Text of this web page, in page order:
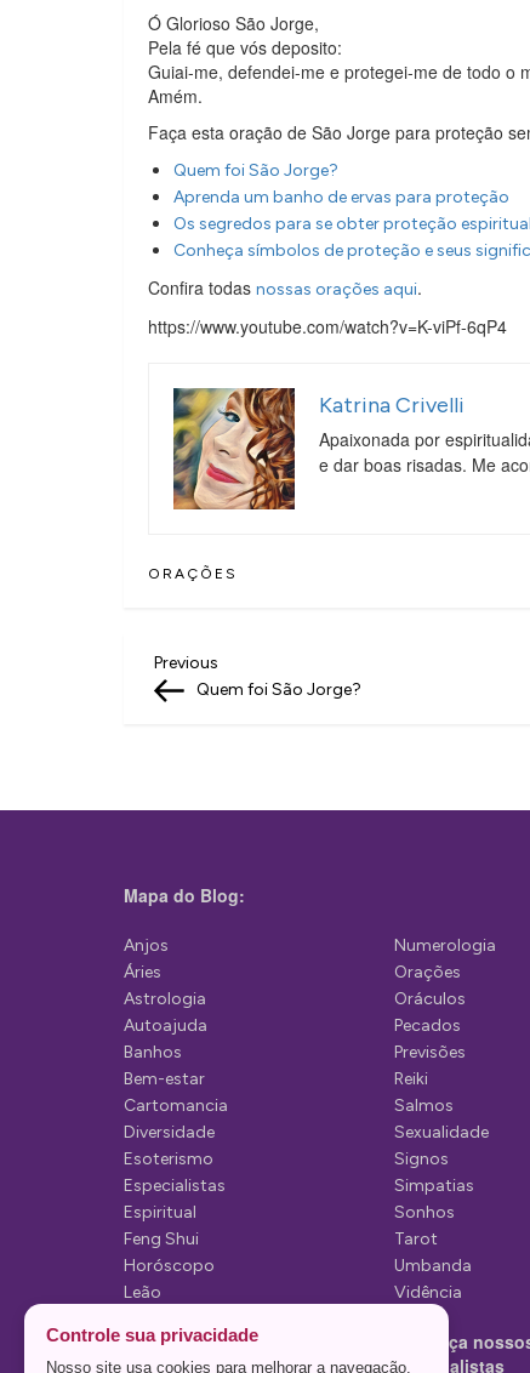
Ó Glorioso São Jorge,
Pela fé que vós deposito:
Guiai-me, defendei-me e protegei-me de todo o
Amém.
Faça esta oração de São Jorge para proteção
Quem foi São Jorge?
Aprenda um banho de ervas para proteção
Os segredos para se obter proteção espiritual
Conheça símbolos de proteção e seus
Confira todas nossas orações aqui.
https://www.youtube.com/watch?v=K-viPf-6qP4
Katrina Crivelli
Apaixonada por
e dar boas risadas. Me
ORAÇÕES
N
a
ç
ã
o
d
e
P
o
s
t
Previous
Post
Previous
Quem foi São Jorge?
Mapa do Blog:
Anjos
Áries
Astrologia
Autoajuda
Banhos
Bem-estar
Cartomancia
Diversidade
Esoterismo
Especialistas
Espiritual
Feng Shui
Horóscopo
Leão
Mediunidade
Numerologia
Orações
Oráculos
Pecados
Previsões
Reiki
Salmos
Sexualidade
Signos
Simpatias
Sonhos
Tarot
Umbanda
Vidência
Conheça
Especialistas
Controle sua privacidade
Nosso site usa cookies para melhorar a navegação.